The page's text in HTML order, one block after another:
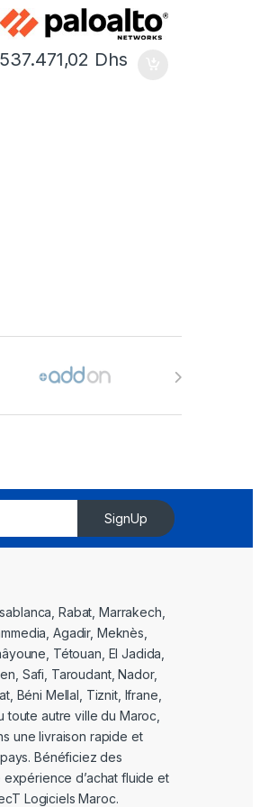
Prevention – licence
d’abonnement (1 an) – 1
périphérique
537.471,02 Dhs
SignUp
Rabat, Marrakech,
Agadir, Meknès,
Tétouan, El Jadida,
Safi, Taroudant, Nador,
Béni Mellal, Tiznit, Ifrane,
toute autre ville du Maroc,
une livraison rapide et
Bénéficiez des
expérience d’achat fluide et
Logiciels Maroc.